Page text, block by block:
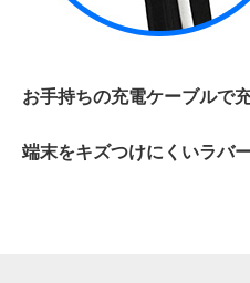
お手持ちの充電ケーブルで
端末をキズつけにくいラバ